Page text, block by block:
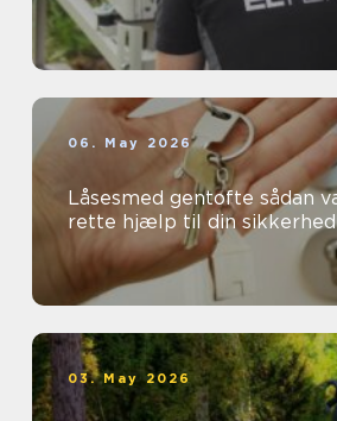
06. May 2026
Låsesmed gentofte sådan vælger du den
rette hjælp til din sikkerhed
03. May 2026